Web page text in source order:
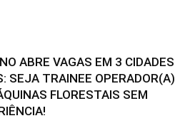
ABRE VAGAS EM 3 CIDADES
SEJA TRAINEE OPERADOR(A)
FLORESTAIS SEM